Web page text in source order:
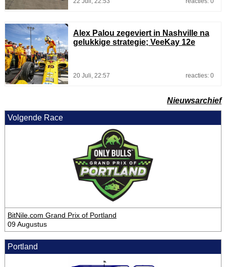
Alex Palou zegeviert in Nashville na
gelukkige strategie; VeeKay 12e
20 Juli, 22:57 reacties: 0
Nieuwsarchief
Volgende Race
BitNile.com Grand Prix of Portland
09 Augustus
Portland